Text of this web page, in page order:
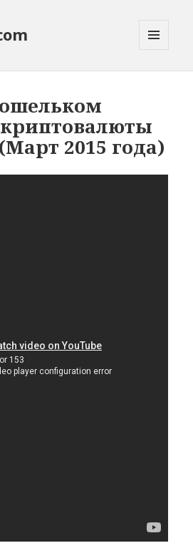
2015 года)